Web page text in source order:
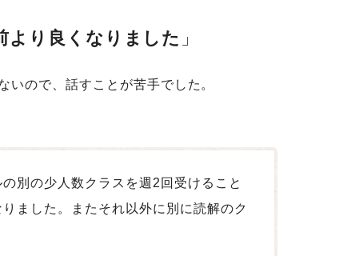
より良くなりました
ので、話すことが苦手でした。
別の少人数クラスを週2回受けること
ました。またそれ以外に別に読解のク